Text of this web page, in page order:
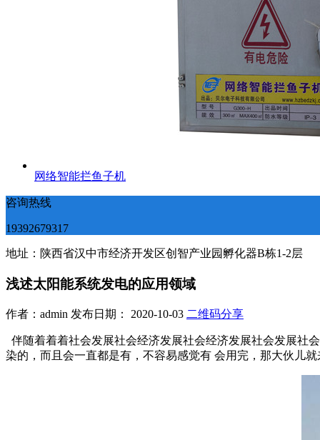
网络智能拦鱼子机
咨询热线
19392679317
地址：陕西省汉中市经济开发区创智产业园孵化器B栋1-2层
浅述太阳能系统发电的应用领域
作者：admin 发布日期： 2020-10-03 二维码分享
伴随着着着社会发展社会经济发展社会经济发展社会发展社
染的，而且会一直都是有，不容易感觉有 会用完，那大伙儿